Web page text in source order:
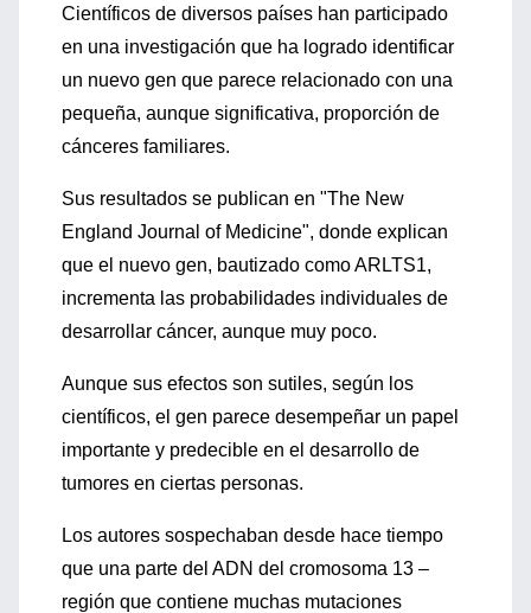
Científicos de diversos países han participado
en una investigación que ha logrado identificar
un nuevo gen que parece relacionado con una
pequeña, aunque significativa, proporción de
cánceres familiares.
Sus resultados se publican en "The New
England Journal of Medicine", donde explican
que el nuevo gen, bautizado como ARLTS1,
incrementa las probabilidades individuales de
desarrollar cáncer, aunque muy poco.
Aunque sus efectos son sutiles, según los
científicos, el gen parece desempeñar un papel
importante y predecible en el desarrollo de
tumores en ciertas personas.
Los autores sospechaban desde hace tiempo
que una parte del ADN del cromosoma 13 –
región que contiene muchas mutaciones